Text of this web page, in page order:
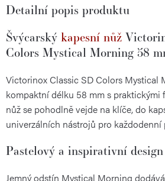
Detailní popis produktu
Švýcarský kapesní nůž
Colors Mystical Morning 58
Victorinox Classic SD Colors Mystical
kompaktní délku 58 mm s praktickými
nůž se pohodlně vejde na klíče, do
univerzálních nástrojů pro každodenní
Pastelový a inspirativní design
Jemný odstín Mystical Morning